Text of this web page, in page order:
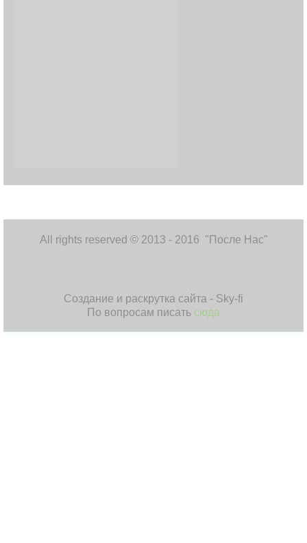
All rights reserved © 2013 - 2016 "После Нас"
Создание и раскрутка сайта - Sky-fi
По вопросам писать сюда